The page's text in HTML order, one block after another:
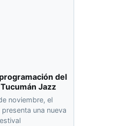
del
Jazz
noviembre, el
presenta una nueva